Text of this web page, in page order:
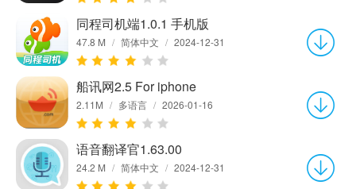
同程司机端1.0.1 手机版
47.8 M / 简体中文 / 2024-12-31
船讯网2.5 For iphone
2.11M / 多语言 / 2026-01-16
语音翻译官1.63.00
24.2 M / 简体中文 / 2024-12-31